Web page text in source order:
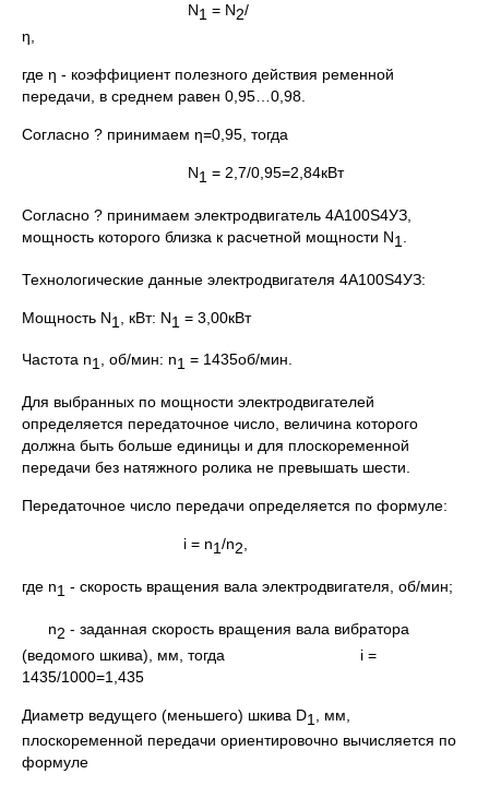
N1 = N2/
η,
где η - коэффициент полезного действия ременной
передачи, в среднем равен 0,95…0,98.
Согласно ? принимаем η=0,95, тогда
N1 = 2,7/0,95=2,84кВт
Согласно ? принимаем электродвигатель 4А100S4УЗ,
мощность которого близка к расчетной мощности N1
Технологические данные электродвигателя 4А100S4УЗ:
Мощность N1 , кВт: N1 = 3,00кВт
Частота n1 , об/мин: n1 = 1435об/мин.
Для выбранных по мощности электродвигателей
определяется передаточное число, величина которого
должна быть больше единицы и для плоскоременной
передачи без натяжного ролика не превышать шести.
Передаточное число передачи определяется по формуле:
i = n1/n2
где n1 - скорость вращения вала электродвигателя, об/мин;
n2 - заданная скорость вращения вала вибратора
(ведомого шкива), мм, тогда i =
1435/1000=1,435
Диаметр ведущего (меньшего) шкива D1
, мм,
плоскоременной передачи ориентировочно вычисляется по
формуле